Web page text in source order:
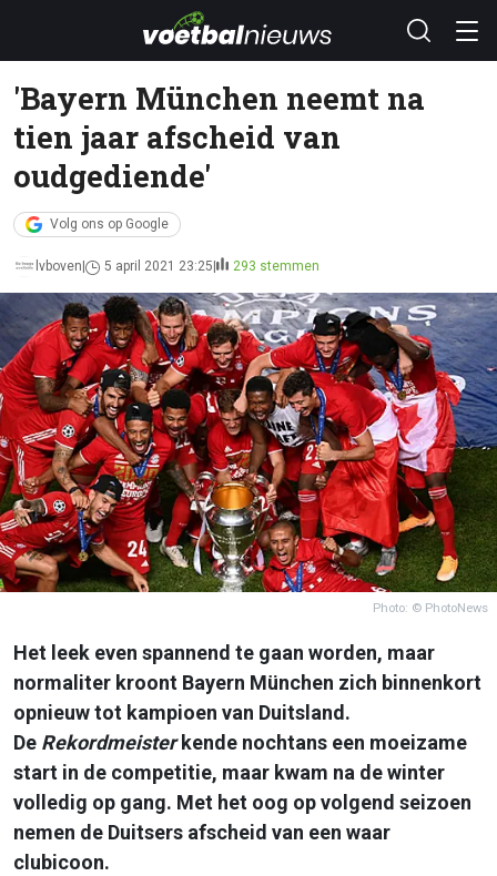
'Bayern München neemt na
tien jaar afscheid van
oudgediende'
Volg ons op Google
lvboven 5 april 2021 23:25 293 stemmen
Photo: © PhotoNews
Het leek even spannend te gaan worden, maar
normaliter kroont Bayern München zich binnenkort
opnieuw tot kampioen van Duitsland.
De Rekordmeisterkende nochtans een moeizame
start in de competitie, maar kwam na de winter
volledig op gang. Met het oog op volgend seizoen
nemen de Duitsers afscheid van een waar
clubicoon.